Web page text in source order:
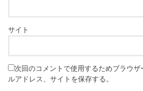
サイト
次回のコメントで使用するためブラウ
ルアドレス、サイトを保存する。